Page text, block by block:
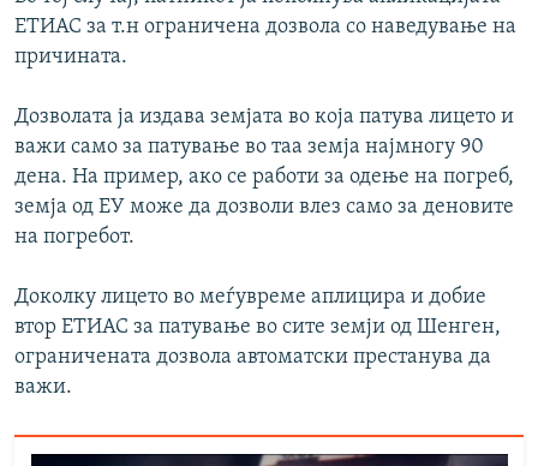
ЕТИАС за т.н ограничена дозвола со наведување на
причината.
Дозволата ја издава земјата во која патува лицето и
важи само за патување во таа земја најмногу 90
дена. На пример, ако се работи за одење на погреб,
земја од ЕУ може да дозволи влез само за деновите
на погребот.
Доколку лицето во меѓувреме аплицира и добие
втор ЕТИАС за патување во сите земји од Шенген,
ограничената дозвола автоматски престанува да
важи.